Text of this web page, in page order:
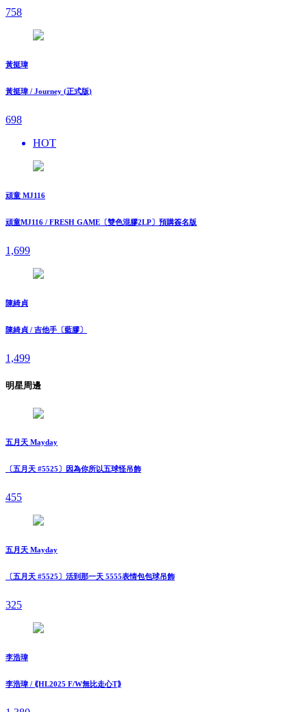
758
黃挺瑋
黃挺瑋 / Journey (正式版)
698
HOT
頑童 MJ116
頑童MJ116 / FRESH GAME〔雙色混膠2LP〕預購簽名版
1,699
陳綺貞
陳綺貞 / 吉他手〔藍膠〕
1,499
明星周邊
五月天 Mayday
〔五月天 #5525〕因為你所以五球怪吊飾
455
五月天 Mayday
〔五月天 #5525〕活到那一天 5555表情包包球吊飾
325
李浩瑋
李浩瑋 / ⟪HL2025 F/W無比走⼼T⟫